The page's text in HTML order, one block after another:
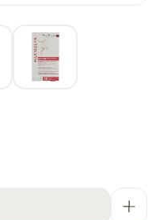
larger imageView larger image